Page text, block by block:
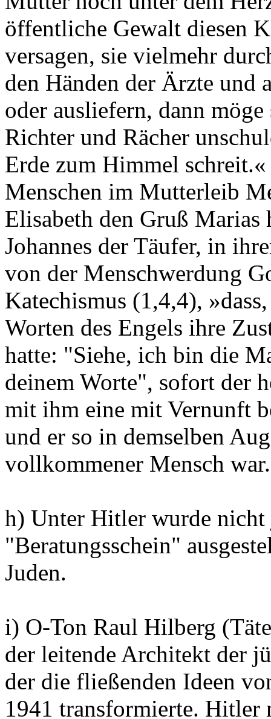
öffentliche Gewalt diesen
versagen, sie vielmehr
den Händen der Ärzte und
oder ausliefern, dann
Richter und Rächer
Erde zum Himmel
Menschen im Mutterleib
Elisabeth den Gruß
Johannes der Täufer, in
von der Menschwerdung
Katechismus (1,4,4),
Worten des Engels ihre
hatte: "Siehe, ich bin die
deinem Worte", sofort der
mit ihm eine mit Vernunft
und er so in demselben
vollkommener Mensch
h) Unter Hitler wurde nicht
"Beratungsschein"
Juden.
i) O-Ton Raul Hilberg
der leitende Architekt der
der die fließenden Ideen
1941 transformierte. Hitler